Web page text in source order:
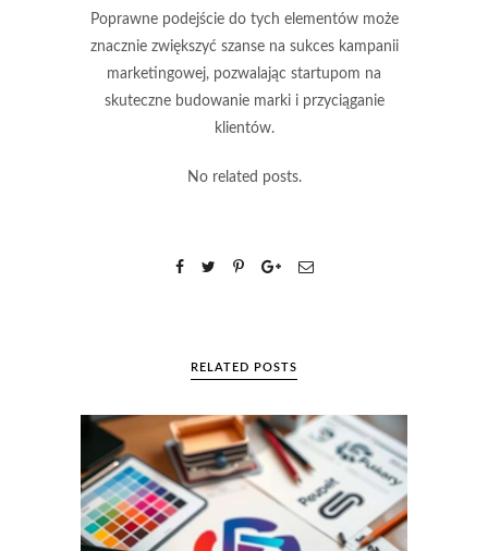
Poprawne podejście do tych elementów może
znacznie zwiększyć szanse na sukces kampanii
marketingowej, pozwalając startupom na
skuteczne budowanie marki i przyciąganie
klientów.
No related posts.
RELATED POSTS